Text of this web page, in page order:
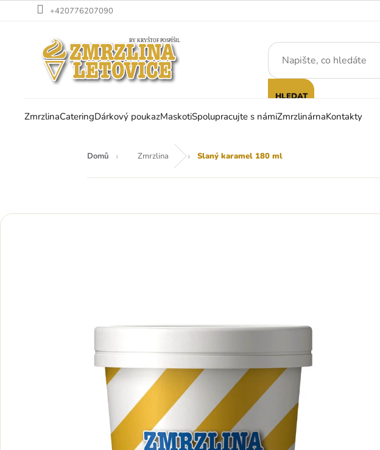
+420776207090
HLEDAT
ZmrzlinaCateringDárkový poukazMaskotiSpolupracujte s námiZmrzlinárnaKontakty
Domů Zmrzlina Slaný karamel 180 ml